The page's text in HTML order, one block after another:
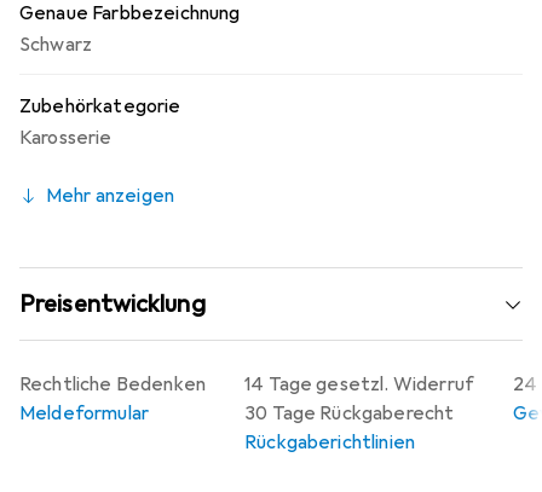
montieren und passt zu einer Vielzahl von Crawler-
Modellen, was ihn zu einer praktischen Ergänzung für
Genaue Farbbezeichnung
Schwarz
Zubehörkategorie
Karosserie
Mehr anzeigen
Preisentwicklung
14 Tage gesetzl. Widerruf
30 Tage Rückgaberecht
Rückgaberichtlinien
24
Rechtliche Bedenken
Meldeformular